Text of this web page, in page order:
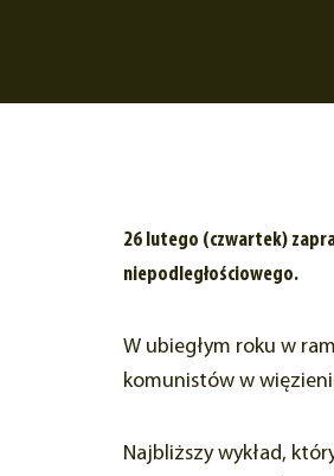
26 lutego (czwartek)
niepodległościowego.
W ubiegłym roku w
komunistów w
Najbliższy wykład,